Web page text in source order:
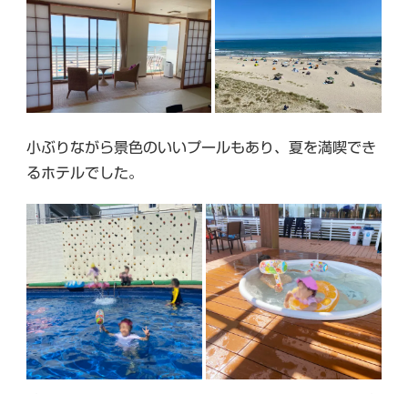
小ぶりながら景色のいいプールもあり、夏を満喫でき
るホテルでした。